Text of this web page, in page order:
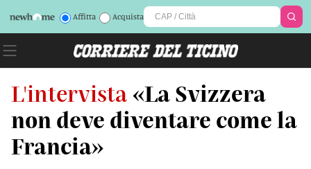
Affitta Acquista
L'intervista «La Svizzera
non deve diventare come la
Francia»